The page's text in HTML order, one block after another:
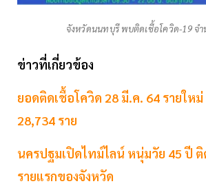
จังหวัดนนทบุรี พบติดเชื้อโควิด-19 จำ
ข่าวที่เกี่ยวข้อง
ยอดติดเชื้อโควิด 28 มี.ค. 64 รายใหม่
28,734 ราย
นครปฐมเปิดไทม์ไลน์ หนุ่มวัย 45 ปี
รายแรกของจังหวัด